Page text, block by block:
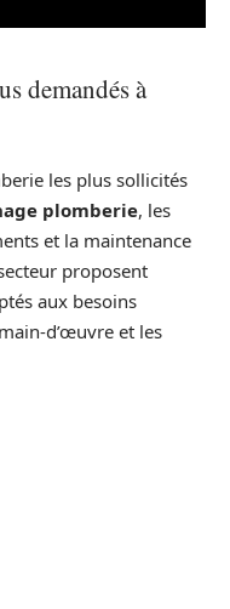
demandés à
les plus sollicités
plomberie, les
et la maintenance
proposent
aux besoins
d’œuvre et les